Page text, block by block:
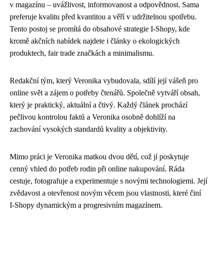
v magazínu – uvážlivost, informovanost a odpovědnost. Sama
preferuje kvalitu před kvantitou a věří v udržitelnou spotřebu.
Tento postoj se promítá do obsahové strategie I-Shopy, kde
kromě akčních nabídek najdete i články o ekologických
produktech, fair trade značkách a minimalismu.
Redakční tým, který Veronika vybudovala, sdílí její vášeň pro
online svět a zájem o potřeby čtenářů. Společně vytváří obsah,
který je praktický, aktuální a čtivý. Každý článek prochází
pečlivou kontrolou faktů a Veronika osobně dohlíží na
zachování vysokých standardů kvality a objektivity.
Mimo práci je Veronika matkou dvou dětí, což jí poskytuje
cenný vhled do potřeb rodin při online nakupování. Ráda
cestuje, fotografuje a experimentuje s novými technologiemi. Její
zvědavost a otevřenost novým věcem jsou vlastnosti, které činí
I-Shopy dynamickým a progresivním magazínem.